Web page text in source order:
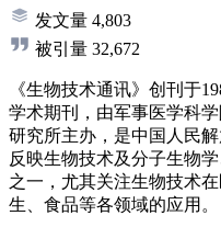
发文量 4,803
被引量 32,672
《生物技术通讯》创刊于
学术期刊，由军事医学科
研究所主办，是中国人民
反映生物技术及分子生物
之一，尤其关注生物技术
生、食品等各领域的应用。